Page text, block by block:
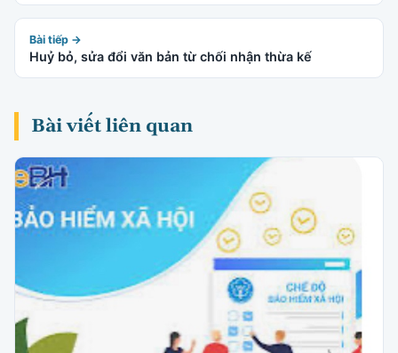
Bài tiếp →
Huỷ bỏ, sửa đổi văn bản từ chối nhận thừa kế
Bài viết liên quan